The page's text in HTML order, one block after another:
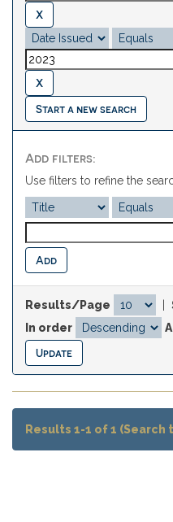
Start a new search
Add filters:
Use filters to refine the
Results/Page
In order
Results 1-1 of 1 (Search